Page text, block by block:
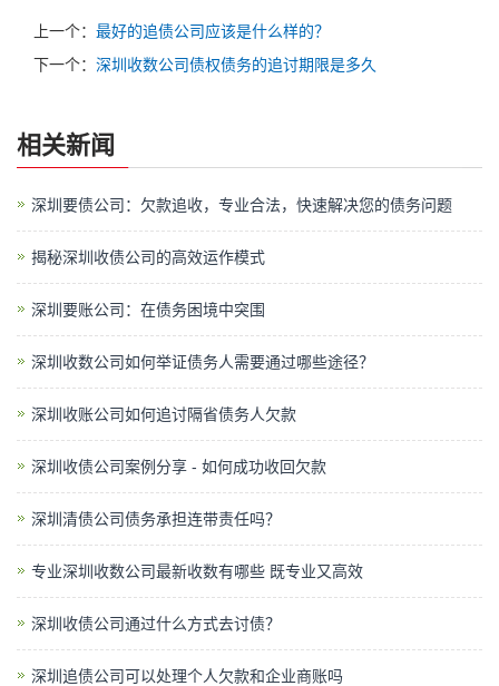
上一个： 最好的追债公司应该是什么样的？
下一个： 深圳收数公司债权债务的追讨期限是多久
相关新闻
深圳要债公司：欠款追收，专业合法，快速解决您的债务问题
揭秘深圳收债公司的高效运作模式
深圳要账公司：在债务困境中突围
深圳收数公司如何举证债务人需要通过哪些途径？
深圳收账公司如何追讨隔省债务人欠款
深圳收债公司案例分享 - 如何成功收回欠款
深圳清债公司债务承担连带责任吗？
专业深圳收数公司最新收数有哪些 既专业又高效
深圳收债公司通过什么方式去讨债？
深圳追债公司可以处理个人欠款和企业商账吗